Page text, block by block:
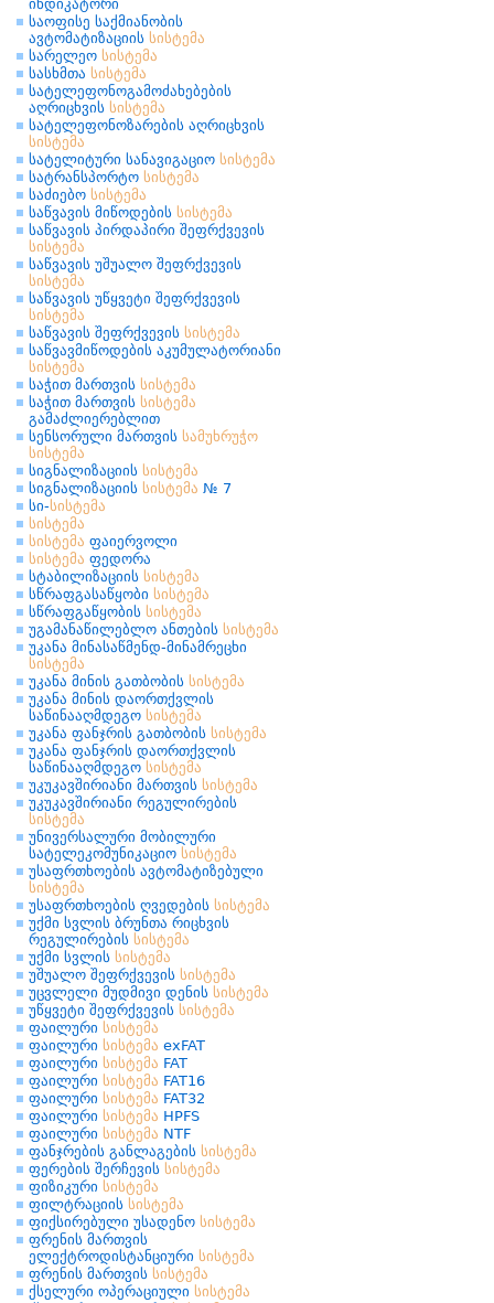
ინდიკატორი
საოფისე საქმიანობის
ავტომატიზაციის სისტემა
სარელეო სისტემა
სასხმთა სისტემა
სატელეფონოგამოძახებების
აღრიცხვის სისტემა
სატელეფონოზარების აღრიცხვის
სისტემა
სატელიტური სანავიგაციო სისტემა
სატრანსპორტო სისტემა
საძიებო სისტემა
საწვავის მიწოდების სისტემა
საწვავის პირდაპირი შეფრქვევის
სისტემა
საწვავის უშუალო შეფრქვევის
სისტემა
საწვავის უწყვეტი შეფრქვევის
სისტემა
საწვავის შეფრქვევის სისტემა
საწვავმიწოდების აკუმულატორიანი
სისტემა
საჭით მართვის სისტემა
საჭით მართვის სისტემა
გამაძლიერებლით
სენსორული მართვის სამუხრუჭო
სისტემა
სიგნალიზაციის სისტემა
სიგნალიზაციის სისტემა № 7
სი-სისტემა
სისტემა
სისტემა ფაიერვოლი
სისტემა ფედორა
სტაბილიზაციის სისტემა
სწრაფგასაწყობი სისტემა
სწრაფგაწყობის სისტემა
უგამანაწილებლო ანთების სისტემა
უკანა მინასაწმენდ-მინამრეცხი
სისტემა
უკანა მინის გათბობის სისტემა
უკანა მინის დაორთქვლის
საწინააღმდეგო სისტემა
უკანა ფანჯრის გათბობის სისტემა
უკანა ფანჯრის დაორთქვლის
საწინააღმდეგო სისტემა
უკუკავშირიანი მართვის სისტემა
უკუკავშირიანი რეგულირების
სისტემა
უნივერსალური მობილური
სატელეკომუნიკაციო სისტემა
უსაფრთხოების ავტომატიზებული
სისტემა
უსაფრთხოების ღვედების სისტემა
უქმი სვლის ბრუნთა რიცხვის
რეგულირების სისტემა
უქმი სვლის სისტემა
უშუალო შეფრქვევის სისტემა
უცვლელი მუდმივი დენის სისტემა
უწყვეტი შეფრქვევის სისტემა
ფაილური სისტემა
ფაილური სისტემა exFAT
ფაილური სისტემა FAT
ფაილური სისტემა FAT16
ფაილური სისტემა FAT32
ფაილური სისტემა HPFS
ფაილური სისტემა NTF
ფანჯრების განლაგების სისტემა
ფერების შერჩევის სისტემა
ფიზიკური სისტემა
ფილტრაციის სისტემა
ფიქსირებული უსადენო სისტემა
ფრენის მართვის
ელექტროდისტანციური სისტემა
ფრენის მართვის სისტემა
ქსელური ოპერაციული სისტემა